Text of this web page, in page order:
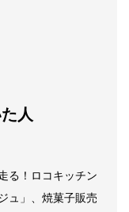
人
る！ロコキッチン
ュ」、焼菓子販売